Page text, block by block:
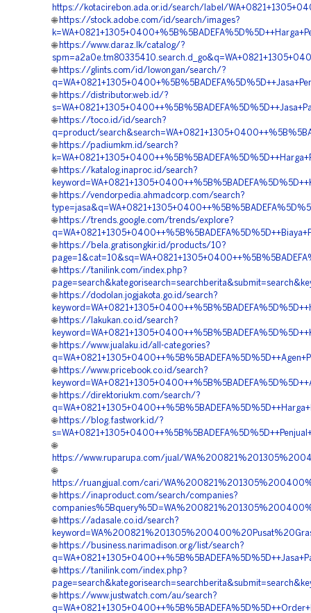
https://kotacirebon.ada.or.id/search/label/
🌐 https://stock.adobe.com/id/search/images?
🌐 https://www.daraz.lk/catalog/?
🌐 https://glints.com/id/lowongan/search/?
🌐 https://distributor.web.id/?
🌐 https://toco.id/id/search?
q=product/
🌐 https://padiumkm.id/search?
🌐 https://katalog.inaproc.id/search?
🌐 https://vendorpedia.ahmadcorp.com/search?
🌐 https://trends.google.com/trends/explore?
🌐 https://bela.gratisongkir.id/products/10?
🌐 https://tanilink.com/index.php?
🌐 https://dodolan.jogjakota.go.id/search?
🌐 https://lakukan.co.id/search?
🌐 https://www.jualaku.id/all-categories?
🌐 https://www.pricebook.co.id/search?
🌐 https://direktoriukm.com/search/?
🌐 https://blog.fastwork.id/?
🌐
https://www.ruparupa.com/jual/
🌐
https://ruangjual.com/cari/
🌐 https://inaproduct.com/search/companies?
🌐 https://adasale.co.id/search?
🌐 https://business.narimadison.org/list/search?
🌐 https://tanilink.com/index.php?
🌐 https://www.justwatch.com/au/search?